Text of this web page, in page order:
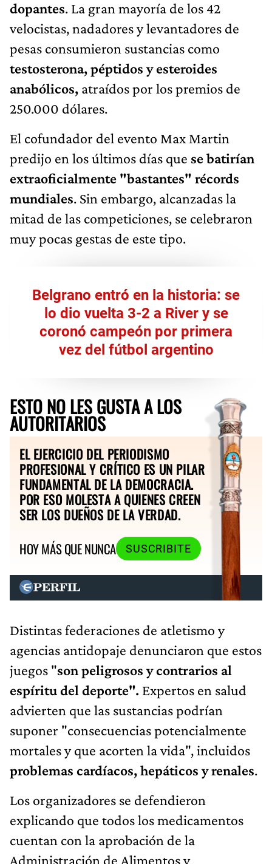
dopantes. La gran mayoría de los 42
velocistas, nadadores y levantadores de
pesas consumieron sustancias como
testosterona, péptidos y esteroides
anabólicos, atraídos por los premios de
250.000 dólares.
El cofundador del evento Max Martin
predijo en los últimos días que se batirían
extraoficialmente "bastantes" récords
mundiales. Sin embargo, alcanzadas la
mitad de las competiciones, se celebraron
muy pocas gestas de este tipo.
Belgrano entró en la historia: se
lo dio vuelta 3-2 a River y se
coronó campeón por primera
vez del fútbol argentino
ESTO NO LES GUSTA A LOS
AUTORITARIOS
EL EJERCICIO DEL PERIODISMO
PROFESIONAL Y CRÍTICO ES UN PILAR
FUNDAMENTAL DE LA DEMOCRACIA.
POR ESO MOLESTA A QUIENES CREEN
SER LOS DUEÑOS DE LA VERDAD.
HOY MÁS QUE NUNCA
SUSCRIBITE
Distintas federaciones de atletismo y
agencias antidopaje denunciaron que estos
juegos "son peligrosos y contrarios al
espíritu del deporte". Expertos en salud
advierten que las sustancias podrían
suponer "consecuencias potencialmente
mortales y que acorten la vida", incluidos
problemas cardíacos, hepáticos y renales.
Los organizadores se defendieron
explicando que todos los medicamentos
cuentan con la aprobación de la
Administración de Alimentos y